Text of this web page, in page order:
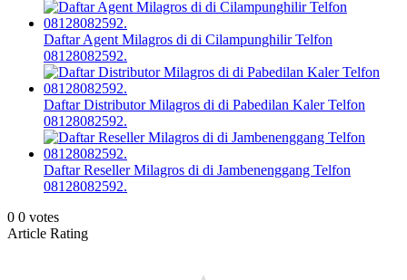
Daftar Agent Milagros di di Cilampunghilir Telfon
08128082592.
Daftar Distributor Milagros di di Pabedilan Kaler Telfon
08128082592.
Daftar Reseller Milagros di di Jambenenggang Telfon
08128082592.
0 0 votes
Article Rating